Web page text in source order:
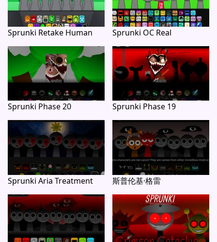
Sprunki Retake Human Sprunki OC Real
Sprunki Phase 20 Sprunki Phase 19
Sprunki Aria Treatment 斯普伦基·格雷